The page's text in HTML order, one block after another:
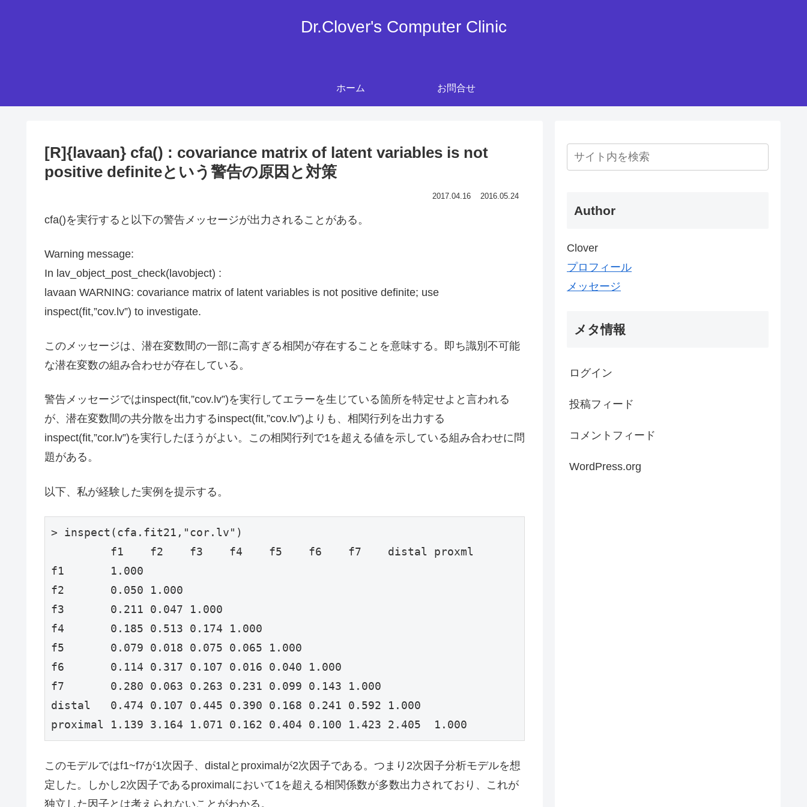
Dr.Clover's Computer Clinic
ホーム お問合せ
[R]{lavaan} cfa() : covariance matrix of latent variables is not
positive definiteという警告の原因と対策
2017.04.16 2016.05.24
cfa()を実行すると以下の警告メッセージが出力されることがある。
Warning message:
In lav_object_post_check(lavobject) :
lavaan WARNING: covariance matrix of latent variables is not positive definite; use
inspect(fit,”cov.lv”) to investigate.
このメッセージは、潜在変数間の一部に高すぎる相関が存在することを意味する。即ち識別不可能
な潜在変数の組み合わせが存在している。
警告メッセージではinspect(fit,”cov.lv”)を実行してエラーを生じている箇所を特定せよと言われる
が、潜在変数間の共分散を出力するinspect(fit,”cov.lv”)よりも、相関行列を出力する
inspect(fit,”cor.lv”)を実行したほうがよい。この相関行列で1を超える値を示している組み合わせに問
題がある。
以下、私が経験した実例を提示する。
> inspect(cfa.fit21,"cor.lv")
         f1    f2    f3    f4    f5    f6    f7    distal proxml
f1       1.000
f2       0.050 1.000
f3       0.211 0.047 1.000
f4       0.185 0.513 0.174 1.000
f5       0.079 0.018 0.075 0.065 1.000
f6       0.114 0.317 0.107 0.016 0.040 1.000
f7       0.280 0.063 0.263 0.231 0.099 0.143 1.000
distal   0.474 0.107 0.445 0.390 0.168 0.241 0.592 1.000
proximal 1.139 3.164 1.071 0.162 0.404 0.100 1.423 2.405  1.000
このモデルではf1~f7が1次因子、distalとproximalが2次因子である。つまり2次因子分析モデルを想
定した。しかし2次因子であるproximalにおいて1を超える相関係数が多数出力されており、これが
独立した因子とは考えられないことがわかる。
Author
Clover
プロフィール
メッセージ
メタ情報
ログイン
投稿フィード
コメントフィード
WordPress.org